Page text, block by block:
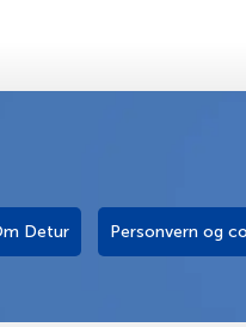
Detur Personvern og